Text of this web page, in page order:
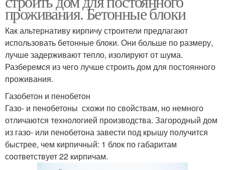
проживания. Бетонные блоки
Как альтернативу кирпичу строители предлагают
использовать бетонные блоки. Они больше по размеру,
лучше задерживают тепло, изолируют от шума.
Разберемся из чего лучше строить дом для постоянного
проживания.
Газобетон и пенобетон
Газо- и пенобетоны схожи по свойствам, но немного
отличаются технологией производства. Загородный дом
из газо- или пенобетона завести под крышу получится
быстрее, чем кирпичный: 1 блок по габаритам
соответствует 22 кирпичам.